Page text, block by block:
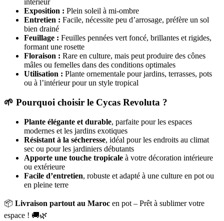
intérieur
Exposition : Plein soleil à mi-ombre
Entretien : Facile, nécessite peu d’arrosage, préfère un sol
bien drainé
Feuillage : Feuilles pennées vert foncé, brillantes et rigides,
formant une rosette
Floraison : Rare en culture, mais peut produire des cônes
mâles ou femelles dans des conditions optimales
Utilisation : Plante ornementale pour jardins, terrasses, pots
ou à l’intérieur pour un style tropical
🌱 Pourquoi choisir le Cycas Revoluta ?
Plante élégante et durable, parfaite pour les espaces
modernes et les jardins exotiques
Résistant à la sécheresse, idéal pour les endroits au climat
sec ou pour les jardiniers débutants
Apporte une touche tropicale à votre décoration intérieure
ou extérieure
Facile d’entretien, robuste et adapté à une culture en pot ou
en pleine terre
📦 Livraison partout au Maroc en pot – Prêt à sublimer votre
espace ! 🚚🌿